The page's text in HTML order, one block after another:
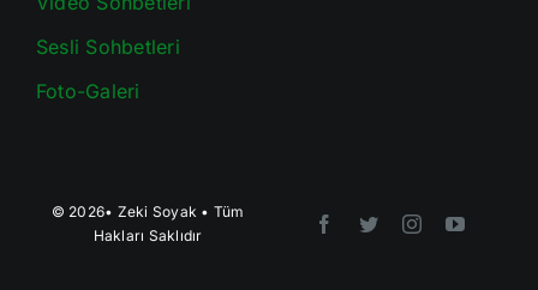
Sesli Sohbetleri
Foto-Galeri
© 2026• Zeki Soyak • Tüm
Hakları Saklıdır